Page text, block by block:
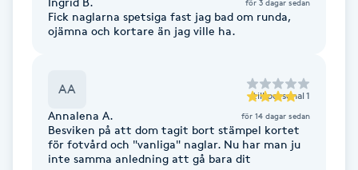
Fotsvamp
Fransborttagning
Fick naglarna spetsiga fast jag bad om runda,
ojämna och kortare än jag ville ha.
AA till personal 1
Annalena A. för 14 dagar sedan
Besviken på att dom tagit bort stämpel kortet
för fotvård och "vanliga" naglar. Nu har man ju
inte samma anledning att gå bara dit